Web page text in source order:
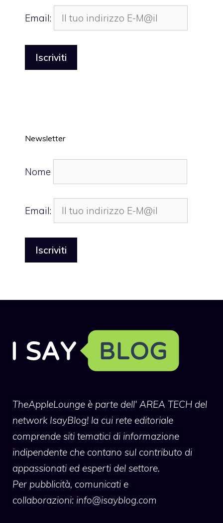
Email:
Newsletter
Nome
Email:
TheAppleLounge è parte dell' AREA TECH del
network IsayBlog! la cui rete editoriale
comprende siti tematici di informazione
indipendente che contano sul contributo di
appassionati ed esperti del settore.
Per pubblicità, comunicati e
collaborazioni: info@isayblog.com